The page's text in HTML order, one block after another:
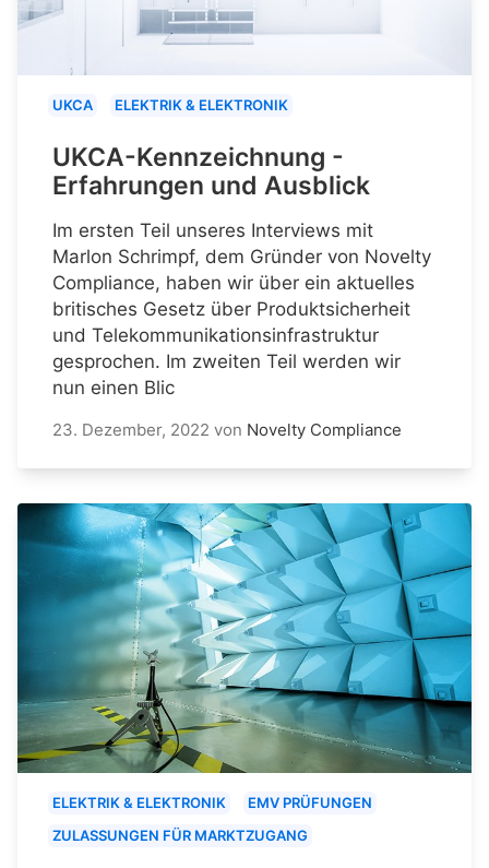
UKCA ELEKTRIK & ELEKTRONIK
UKCA-Kennzeichnung -
Erfahrungen und Ausblick
Im ersten Teil unseres Interviews mit
Marlon Schrimpf, dem Gründer von Novelty
Compliance, haben wir über ein aktuelles
britisches Gesetz über Produktsicherheit
und Telekommunikationsinfrastruktur
gesprochen. Im zweiten Teil werden wir
nun einen Blic
23. Dezember, 2022 von Novelty Compliance
ELEKTRIK & ELEKTRONIK
EMV PRÜFUNGEN
ZULASSUNGEN FÜR MARKTZUGANG